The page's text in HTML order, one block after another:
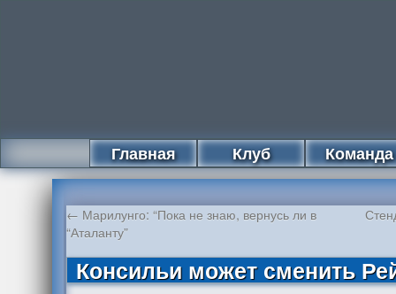
Главная Клуб Команда
← Марилунго: “Пока не знаю, вернусь ли в
“Аталанту”
Консильи может сменить